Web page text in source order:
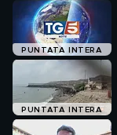
PUNTATA INTERA
PUNTATA INTERA